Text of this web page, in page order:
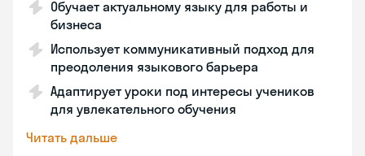
Обучает актуальному языку для работы и
бизнеса
Использует коммуникативный подход для
преодоления языкового барьера
Адаптирует уроки под интересы учеников
для увлекательного обучения
Читать дальше